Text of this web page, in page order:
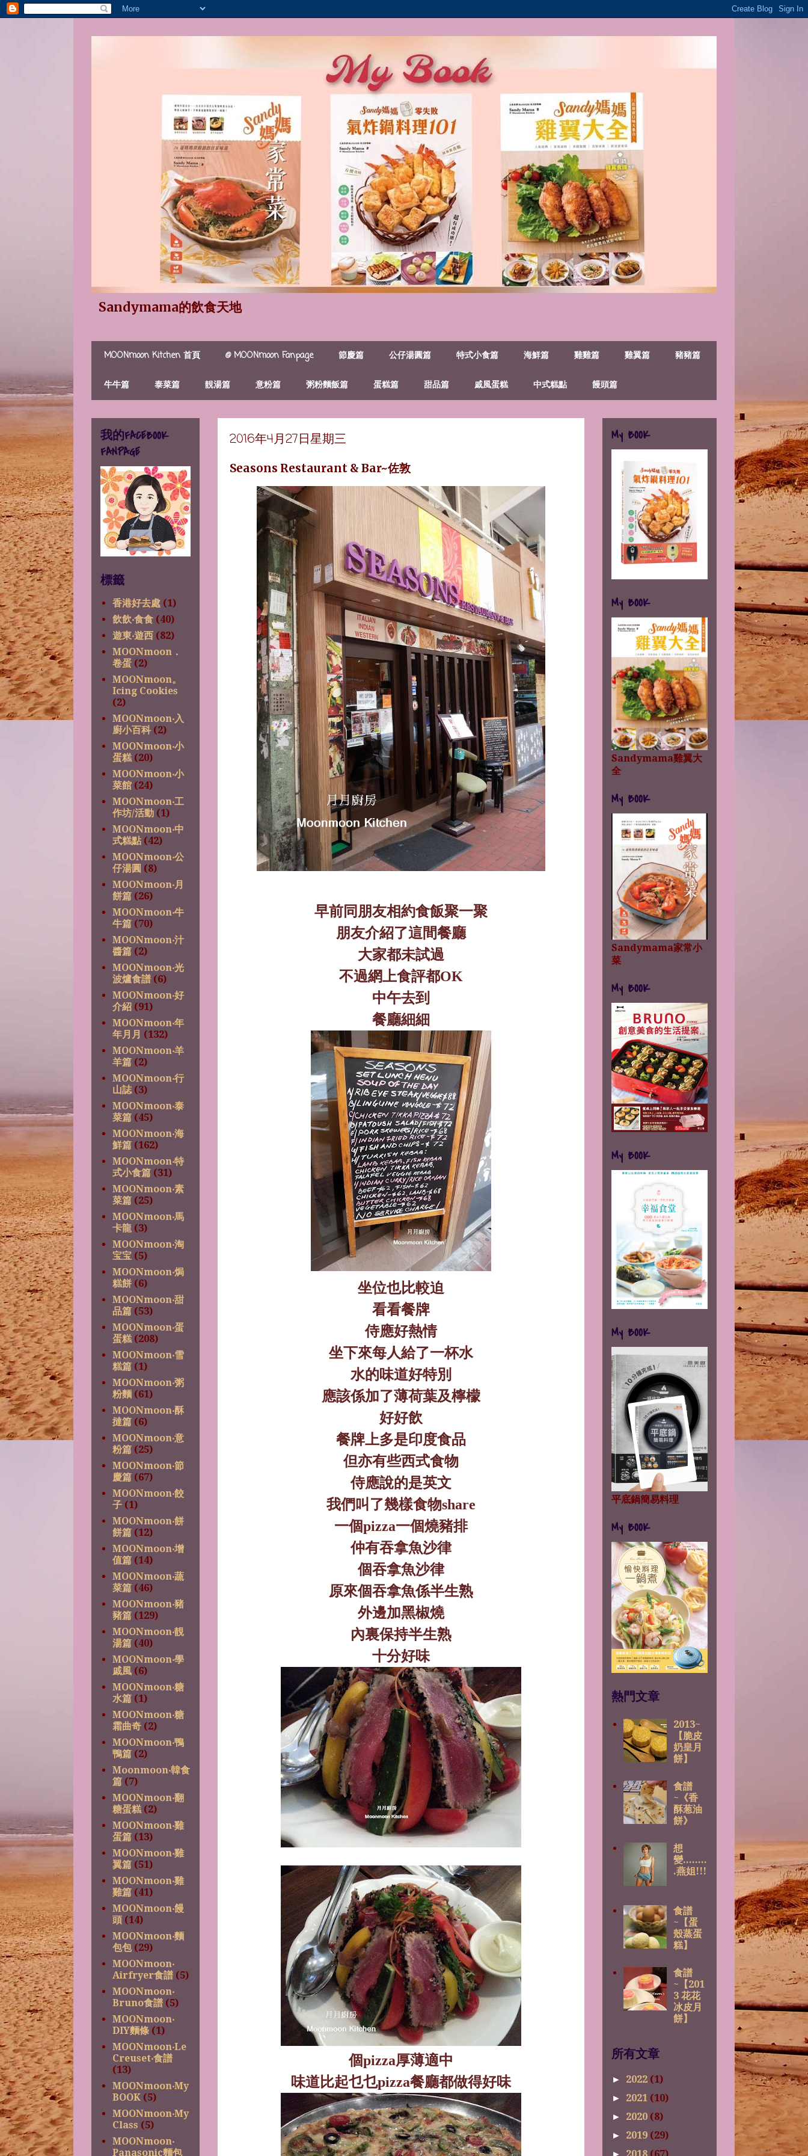
Sandymama的飲食天地
MOONmoon Kitchen 首頁 @ MOONmoon Fanpage 節慶篇 公仔湯圓篇 特式小食篇 海鮮篇 雞雞篇 雞翼篇 豬豬篇
牛牛篇 泰菜篇 靚湯篇 意粉篇 粥粉麵飯篇 蛋糕篇 甜品篇 戚風蛋糕 中式糕點 饅頭篇
2016年4月27日星期三
Seasons Restaurant & Bar~佐敦
早前同朋友相約食飯聚一聚
朋友介紹了這間餐廳
大家都未試過
不過網上食評都OK
中午去到
餐廳細細
坐位也比較迫
看看餐牌
侍應好熱情
坐下來每人給了一杯水
水的味道好特別
應該係加了薄荷葉及檸檬
好好飲
餐牌上多是印度食品
但亦有些西式食物
侍應說的是英文
我們叫了幾樣食物share
一個pizza一個燒豬排
仲有吞拿魚沙律
個吞拿魚沙律
原來個吞拿魚係半生熟
外邊加黑椒燒
內裏保持半生熟
十分好味
個pizza厚薄適中
味道比起乜乜pizza餐廳都做得好味
我的FACEBOOK
FANPAGE
標籤
香港好去處 (1)
飲飲‧食食 (40)
遊東‧遊西 (82)
MOONmoon．
卷蛋 (2)
MOONmoon。
Icing Cookies
(2)
MOONmoon‧入
廚小百科 (2)
MOONmoon‧小
蛋糕 (20)
MOONmoon‧小
菜館 (24)
MOONmoon‧工
作坊/活動 (1)
MOONmoon‧中
式糕點 (42)
MOONmoon‧公
仔湯圓 (8)
MOONmoon‧月
餅篇 (26)
MOONmoon‧牛
牛篇 (70)
MOONmoon‧汁
醬篇 (2)
MOONmoon‧光
波爐食譜 (6)
MOONmoon‧好
介紹 (91)
MOONmoon‧年
年月月 (132)
MOONmoon‧羊
羊篇 (2)
MOONmoon‧行
山誌 (3)
MOONmoon‧泰
菜篇 (45)
MOONmoon‧海
鮮篇 (162)
MOONmoon‧特
式小食篇 (31)
MOONmoon‧素
菜篇 (25)
MOONmoon‧馬
卡龍 (3)
MOONmoon‧淘
宝宝 (5)
MOONmoon‧焗
糕餅 (6)
MOONmoon‧甜
品篇 (53)
MOONmoon‧蛋
蛋糕 (208)
MOONmoon‧雪
糕篇 (1)
MOONmoon‧粥
粉麵 (61)
MOONmoon‧酥
撻篇 (6)
MOONmoon‧意
粉篇 (25)
MOONmoon‧節
慶篇 (67)
MOONmoon‧餃
子 (1)
MOONmoon‧餅
餅篇 (12)
MOONmoon‧增
值篇 (14)
MOONmoon‧蔬
菜篇 (46)
MOONmoon‧豬
豬篇 (129)
MOONmoon‧靚
湯篇 (40)
MOONmoon‧學
戚風 (6)
MOONmoon‧糖
水篇 (1)
MOONmoon‧糖
霜曲奇 (2)
MOONmoon‧鴨
鴨篇 (2)
Moonmoon‧韓食
篇 (7)
MOONmoon‧翻
糖蛋糕 (2)
MOONmoon‧雞
蛋篇 (13)
MOONmoon‧雞
翼篇 (51)
MOONmoon‧雞
雞篇 (41)
MOONmoon‧饅
頭 (14)
MOONmoon‧麵
包包 (29)
MOONmoon‧
Airfryer食譜 (5)
MOONmoon‧
Bruno食譜 (5)
MOONmoon‧
DIY麵條 (1)
MOONmoon‧Le
Creuset‧食譜
(13)
MOONmoon‧My
BOOK (5)
MOONmoon‧My
Class (5)
MOONmoon‧
Panasonic麵包
My BOOK
My BOOK
Sandymama雞翼大
全
My BOOK
Sandymama家常小
菜
My BOOK
My BOOK
My BOOK
平底鍋簡易料理
My BOOK
熱門文章
2013~
【脆皮
奶皇月
餅】
食譜
~《香
酥葱油
餅》
想
變........
.燕姐!!!
食譜
~【蛋
殼蒸蛋
糕】
食譜
~【201
3 花花
冰皮月
餅】
所有文章
► 2022 (1)
► 2021 (10)
► 2020 (8)
► 2019 (29)